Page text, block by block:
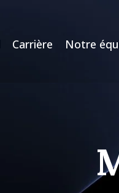
Carrière Notre